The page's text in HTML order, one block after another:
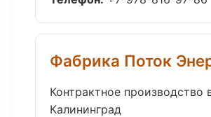
Фабрика Поток
Контрактное производство
Калининград